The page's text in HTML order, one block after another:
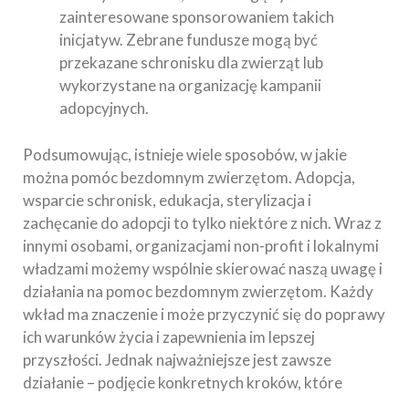
zainteresowane sponsorowaniem takich
inicjatyw. Zebrane fundusze mogą być
przekazane schronisku dla zwierząt lub
wykorzystane na organizację kampanii
adopcyjnych.
Podsumowując, istnieje wiele sposobów, w jakie
można pomóc bezdomnym zwierzętom. Adopcja,
wsparcie schronisk, edukacja, sterylizacja i
zachęcanie do adopcji to tylko niektóre z nich. Wraz z
innymi osobami, organizacjami non-profit i lokalnymi
władzami możemy wspólnie skierować naszą uwagę i
działania na pomoc bezdomnym zwierzętom. Każdy
wkład ma znaczenie i może przyczynić się do poprawy
ich warunków życia i zapewnienia im lepszej
przyszłości. Jednak najważniejsze jest zawsze
działanie – podjęcie konkretnych kroków, które